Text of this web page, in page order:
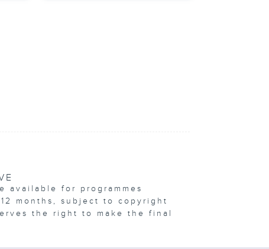
available for programmes
months, subject to copyright
the right to make the final